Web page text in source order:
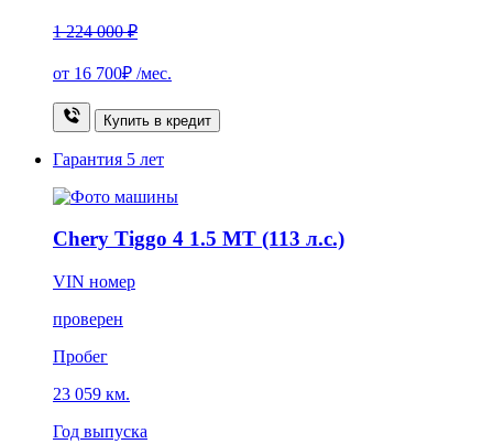
1 224 000 ₽
от 16 700₽ /мес.
Купить в кредит
Гарантия 5 лет
Chery Tiggo 4 1.5 MT (113 л.с.)
VIN номер
проверен
Пробег
23 059 км.
Год выпуска